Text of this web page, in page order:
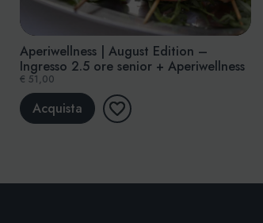
Aperiwellness | August Edition –
Ingresso 2.5 ore senior + Aperiwellness
€ 51,00
Acquista